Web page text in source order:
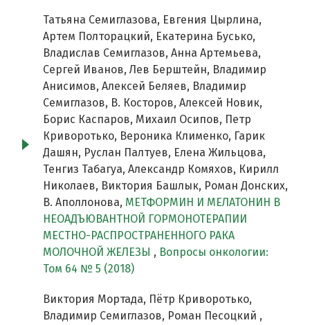
Татьяна Семиглазова, Евгения Цырлина,
Артем Полторацкий, Екатерина Бусько,
Владислав Семиглазов, Анна Артемьева,
Сергей Иванов, Лев Берштейн, Владимир
Анисимов, Алексей Беляев, Владимир
Семиглазов, В. Косторов, Алексей Новик,
Борис Каспаров, Михаил Осипов, Петр
Криворотько, Вероника Клименко, Гарик
Дашян, Руслан Палтуев, Елена Жильцова,
Тенгиз Табагуа, Александр Комяхов, Кирилл
Николаев, Виктория Башлык, Роман Донских,
В. Аполлонова, МЕТФОРМИН И МЕЛАТОНИН В
НЕОАДЪЮВАНТНОЙ ГОРМОНОТЕРАПИИ
МЕСТНО-РАСПРОСТРАНЕННОГО РАКА
МОЛОЧНОЙ ЖЕЛЕЗЫ , Вопросы онкологии:
Том 64 № 5 (2018)
Виктория Мортада, Пётр Криворотько,
Владимир Семиглазов, Роман Песоцкий ,